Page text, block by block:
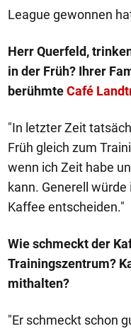
League gewonnen
Herr Querfeld,
in der Früh? Ihrer
berühmteCafé
"In letzter Zeit
Früh gleich zum
wenn ich Zeit habe
kann. Generell
Kaffee entscheiden."
Wie schmeckt der
Trainingszentrum?
mithalten?
"Er schmeckt schon